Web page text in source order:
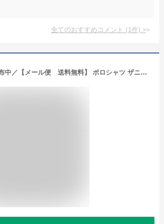
全てのおすすめコメント (1件) >
＼お得なクーポン配布中／【メール便 送料無料】 ポロシャツ ザニャンコフェイス ブランド パロディ メンズ レディース 鹿の子 UVカット 吸水速乾 消臭機能 カップル 夫婦 半袖 イベント ユニフォームスポーツ 誕生日 プレゼント 猫 ねこ ネコ